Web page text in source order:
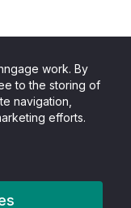
work. By
to the storing of
navigation,
efforts.